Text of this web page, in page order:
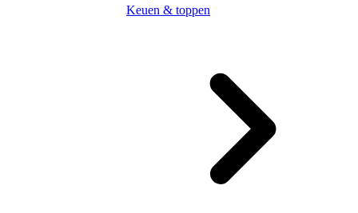
Keuen & toppen